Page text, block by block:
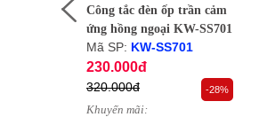
Công tắc đèn ốp trần cảm
ứng hồng ngoại KW-SS701
Mã SP: KW-SS701
230.000đ
320.000đ -28%
Khuyến mãi: